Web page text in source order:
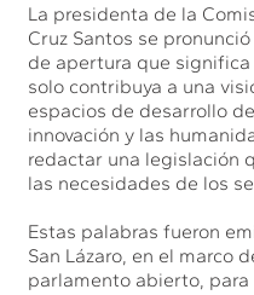
La presidenta de la
Cruz Santos se
de apertura que
solo contribuya a una
espacios de desarrollo
innovación y las
redactar una legislación
las necesidades de los
Estas palabras fueron
San Lázaro, en el marco
parlamento abierto,